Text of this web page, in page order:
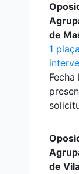
de
1
de